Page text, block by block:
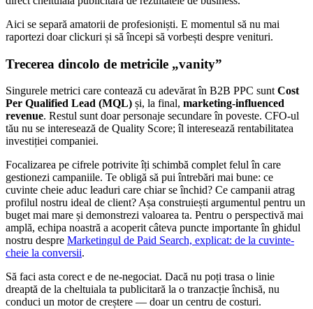
Aici se separă amatorii de profesioniști. E momentul să nu mai
raportezi doar clickuri și să începi să vorbești despre venituri.
Trecerea dincolo de metricile „vanity”
Singurele metrici care contează cu adevărat în B2B PPC sunt Cost
Per Qualified Lead (MQL) și, la final, marketing-influenced
revenue. Restul sunt doar personaje secundare în poveste. CFO-ul
tău nu se interesează de Quality Score; îl interesează rentabilitatea
investiției companiei.
Focalizarea pe cifrele potrivite îți schimbă complet felul în care
gestionezi campaniile. Te obligă să pui întrebări mai bune: ce
cuvinte cheie aduc leaduri care chiar se închid? Ce campanii atrag
profilul nostru ideal de client? Așa construiești argumentul pentru un
buget mai mare și demonstrezi valoarea ta. Pentru o perspectivă mai
amplă, echipa noastră a acoperit câteva puncte importante în ghidul
nostru despre Marketingul de Paid Search, explicat: de la cuvinte-
cheie la conversii.
Să faci asta corect e de ne-negociat. Dacă nu poți trasa o linie
dreaptă de la cheltuiala ta publicitară la o tranzacție închisă, nu
conduci un motor de creștere — doar un centru de costuri.